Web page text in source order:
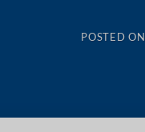
POSTED ON